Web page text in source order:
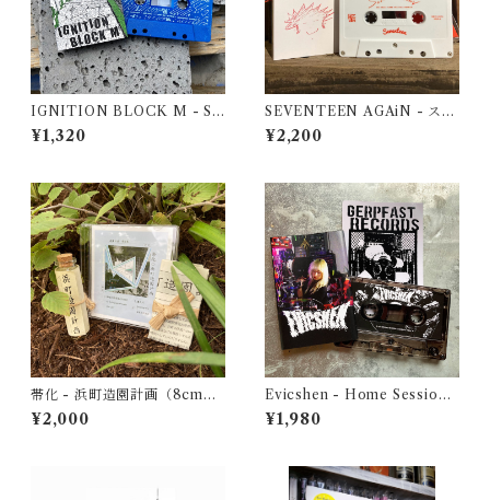
IGNITION BLOCK M - S/
T Demo
¥1,320
SEVENTEEN AGAiN - スズ
キフォーエバー
¥2,200
帯化 - 浜町造園計画（8cmC
D）
¥2,000
Evicshen - Home Session
Live
¥1,980